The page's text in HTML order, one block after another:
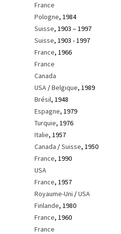
France
Pologne, 1984
Suisse, 1903 – 1997
Suisse, 1903 - 1997
France, 1966
France
Canada
USA /Belgique, 1989
Brésil, 1948
Espagne, 1979
Turquie, 1976
Italie, 1957
Canada /Suisse, 1950
France, 1990
USA
France, 1957
Royaume-Uni /USA
Finlande, 1980
France, 1960
France